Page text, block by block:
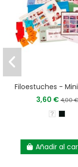
Filoestuches -
3,60 €4,00 €
Añadir al